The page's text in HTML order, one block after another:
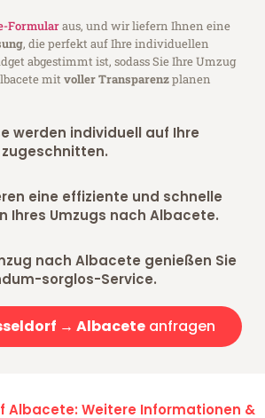
Formularaus, und wir liefern Ihnen eine
, die perfekt auf Ihre individuellen
abgestimmt ist, sodass Sie Ihre Umzug
mitvoller Transparenzplanen
werden individuell auf Ihre
eine effiziente und schnelle
Ihres Umzugs nach Albacete.
nach Albacete genießen Sie
sorglos-Service.
→ Albacete anfragen
Albacete: Weitere Informationen &